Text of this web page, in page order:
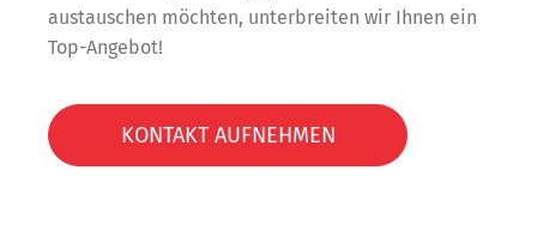
austauschen möchten, unterbreiten wir Ihnen ein
Top-Angebot!
KONTAKT AUFNEHMEN